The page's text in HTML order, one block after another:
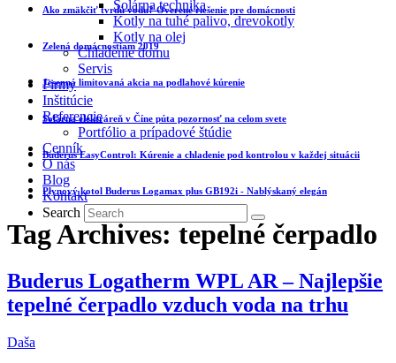
Solárna technika
Kotly na tuhé palivo, drevokotly
Kotly na olej
Chladenie domu
Servis
Firmy
Inštitúcie
Referencie
Portfólio a prípadové štúdie
Cenník
O nás
Blog
Kontakt
Search
Ako zmäkčiť tvrdú vodu? Overené riešenie pre domácnosti
Zelená domácnostiam 2019
Jesenná limitovaná akcia na podlahové kúrenie
Solárna elektráreň v Číne púta pozornosť na celom svete
Buderus EasyControl: Kúrenie a chladenie pod kontrolou v každej situácii
Plynový kotol Buderus Logamax plus GB192i - Nablýskaný elegán
Tag Archives: tepelné čerpadlo
Buderus Logatherm WPL AR – Najlepšie
tepelné čerpadlo vzduch voda na trhu
Daša